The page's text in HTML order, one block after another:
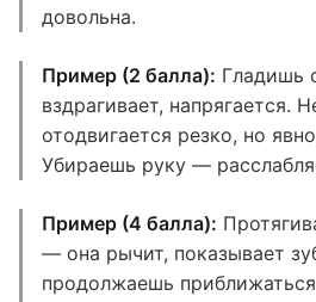
довольна.
Пример (2 балла): Гладишь
вздрагивает, напрягается.
отодвигается резко, но
Убираешь руку —
Пример (4 балла):
— она рычит, показывает
продолжаешь